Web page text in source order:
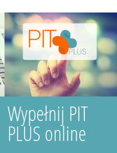
Wypełnij PIT
PLUS online